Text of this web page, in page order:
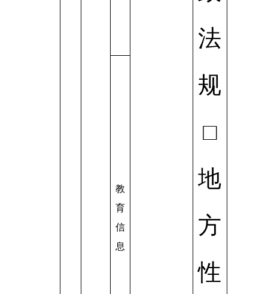
法
规
□
地
方
性
教
育
信
息